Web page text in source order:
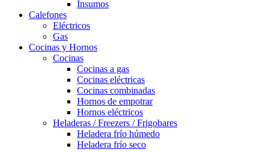
Insumos
Calefones
Eléctricos
Gas
Cocinas y Hornos
Cocinas
Cocinas a gas
Cocinas eléctricas
Cocinas combinadas
Hornos de empotrar
Hornos eléctricos
Heladeras / Freezers / Frigobares
Heladera frío húmedo
Heladera frío seco